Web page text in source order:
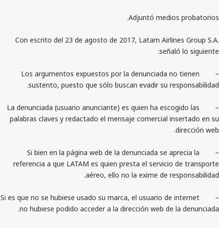
Adjuntó
Con escrito del 23 de agosto de 2017, Latam
– Los argumentos expuestos por la denunciada
sustento, puesto que sólo buscan evadir su
– La denunciada (usuario anunciante) es quien ha
palabras claves y redactado el mensaje comercial
– Si bien en la página web de la denunciada se
referencia a que LATAM es quien presta el
aéreo, ello no la exime de
– Si es que no se hubiese usado su marca, el usuario de
no hubiese podido acceder a la dirección web de